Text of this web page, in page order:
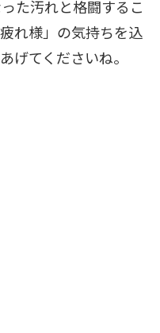
た汚れと格闘するこ
れ様」の気持ちを込
げてくださいね。